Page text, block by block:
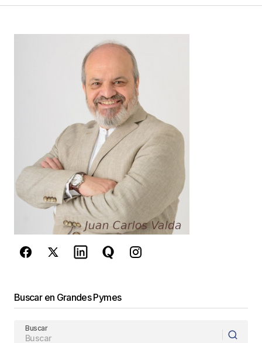
Your Name*
Guarda mi nombre, correo electrónico y web en
este navegador para la próxima vez que
comente.
Este sitio esta protegido por
reCAPTCHA y la
Política de
privacidady losTérminos del servicio
de Googlese aplican.
Enviar Comentario
Buscar en Grandes Pymes
Buscar